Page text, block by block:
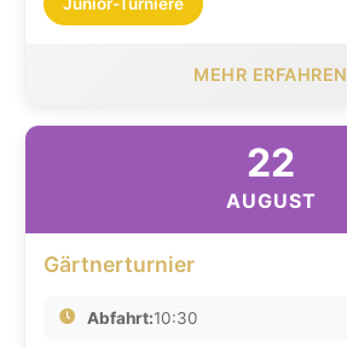
MEHR ERFAHREN
22
AUGUST
Gärtnerturnier
Abfahrt:10:30